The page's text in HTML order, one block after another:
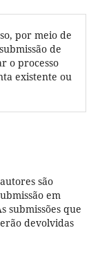
por meio de
de
o processo
existente ou
são
em
submissões que
devolvidas